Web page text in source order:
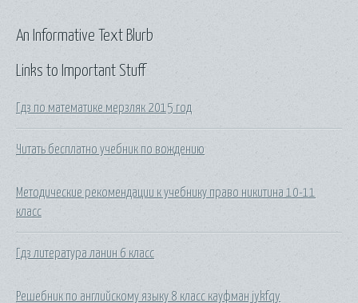
Links to Important Stuff
Гдз по математике мерзляк 2015 год
Читать бесплатно учебник по вождению
Методические рекомендации к учебнику право никитина 10-11
класс
Гдз литература ланин 6 класс
Решебник по английскому языку 8 класс кауфман jykfqy
An Informative Text Blurb